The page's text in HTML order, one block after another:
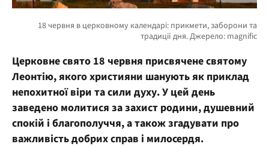
Церковне свято 18 червня присвячене святому
Леонтію, якого християни шанують як приклад
непохитної віри та сили духу. У цей день
заведено молитися за захист родини, душевний
спокій і благополуччя, а також згадувати про
важливість добрих справ і милосердя.